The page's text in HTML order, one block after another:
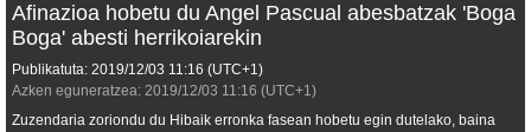
Afinazioa hobetu du Angel Pascual abesbatzak 'Boga
Boga' abesti herrikoiarekin
Publikatuta: 2019/12/03 11:16 (UTC+1)
Azken eguneratzea: 2019/12/03 11:16 (UTC+1)
Zuzendaria zoriondu du Hibaik erronka fasean hobetu egin dutelako, baina